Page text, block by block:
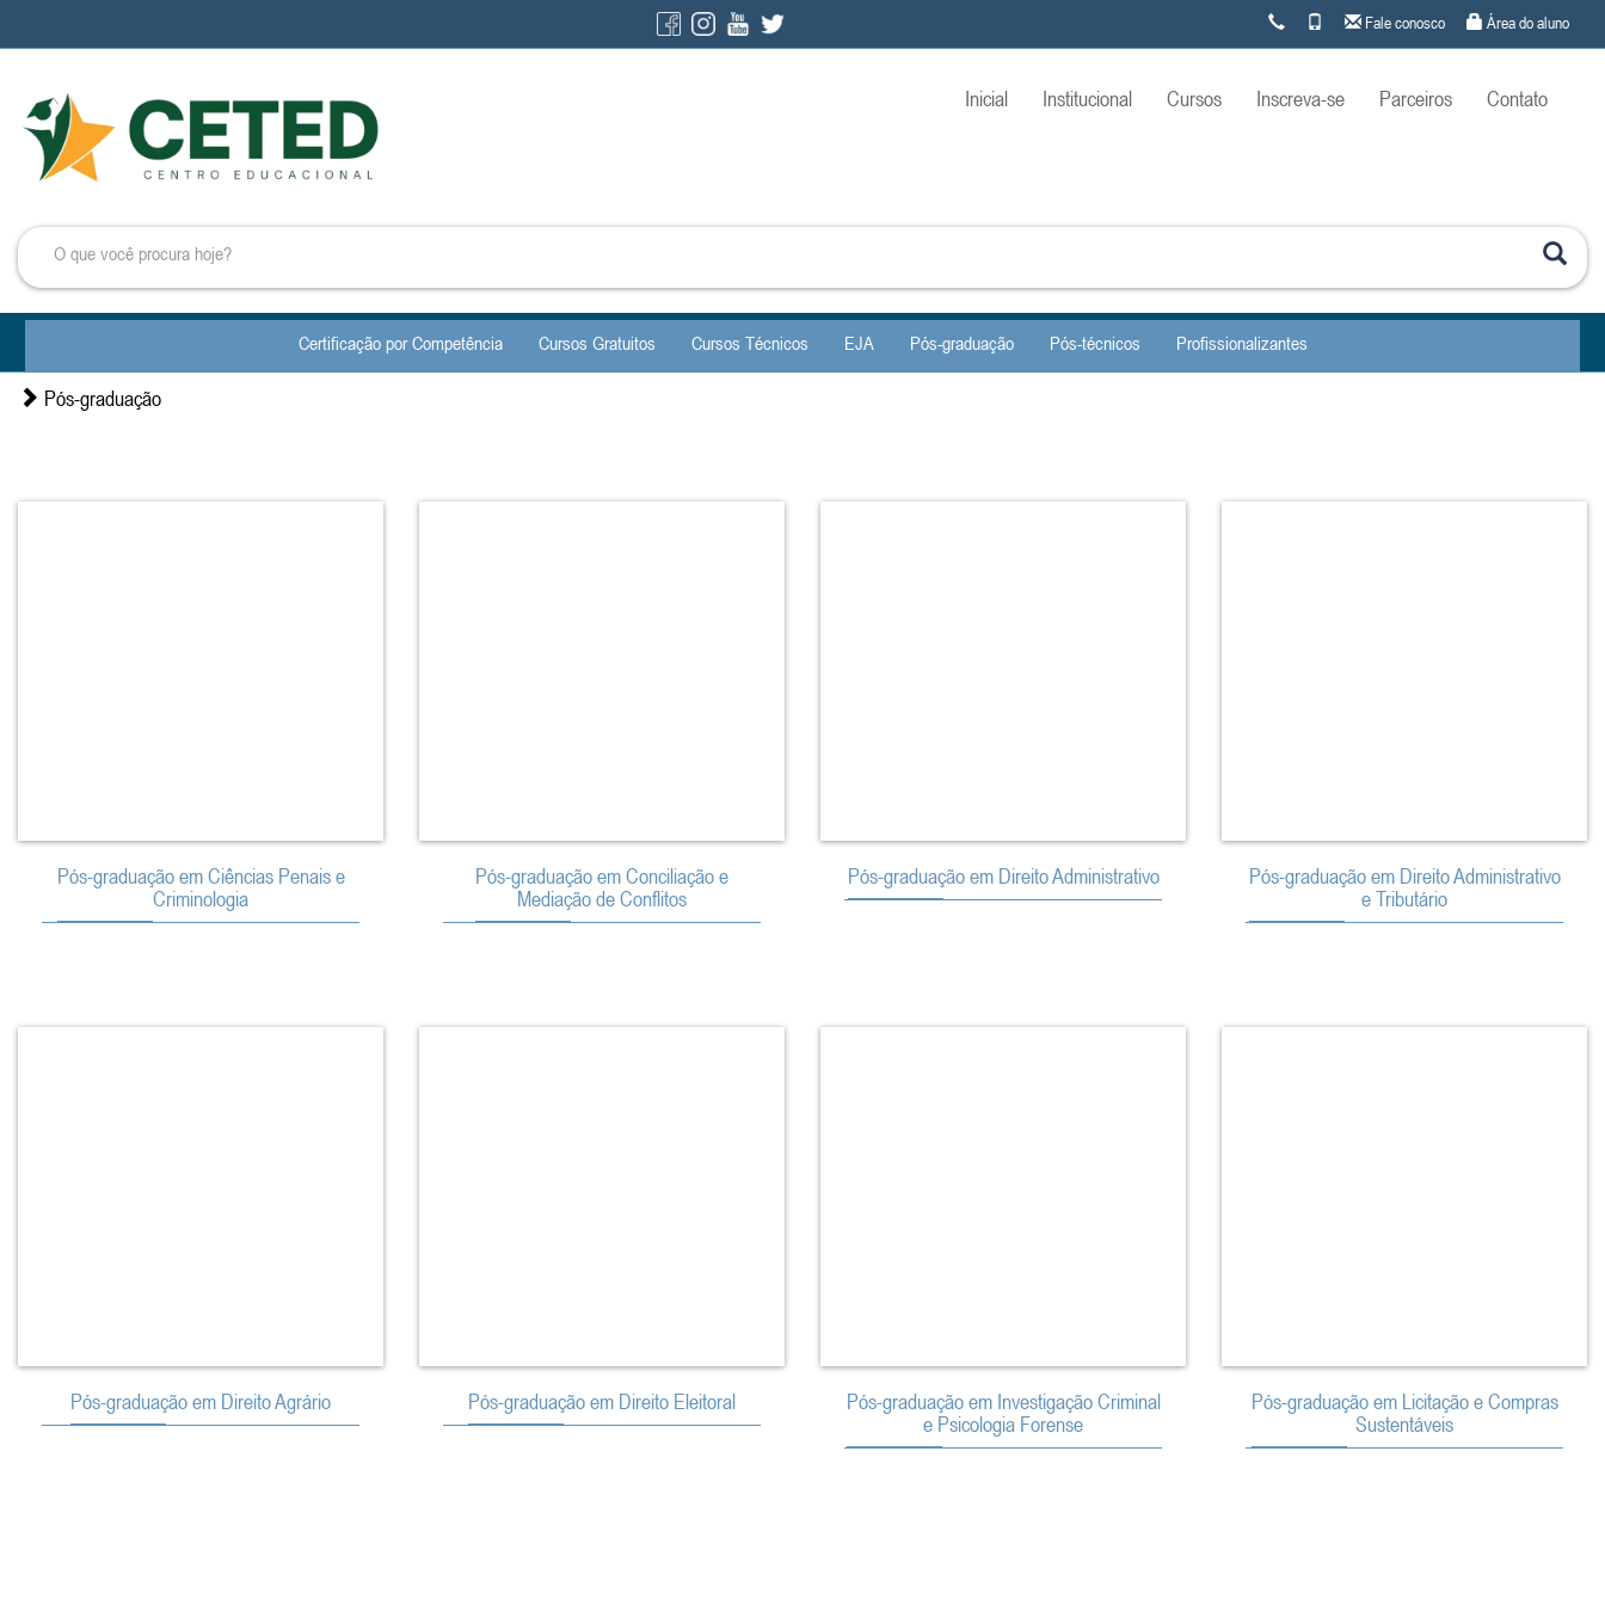
Fale conosco Área do aluno
Inicial Institucional Cursos Inscreva-se Parceiros Contato
Certificação por Competência Cursos Gratuitos Cursos Técnicos EJA Pós-graduação Pós-técnicos Profissionalizantes
Pós-graduação
Pós-graduação em Ciências Penais e
Criminologia
Pós-graduação em Conciliação e
Mediação de Conflitos
Pós-graduação em Direito Administrativo
Pós-graduação em Direito Administrativo
e Tributário
Pós-graduação em Direito Agrário Pós-graduação em Direito Eleitoral
Pós-graduação em Investigação Criminal
e Psicologia Forense
Pós-graduação em Licitação e Compras
Sustentáveis